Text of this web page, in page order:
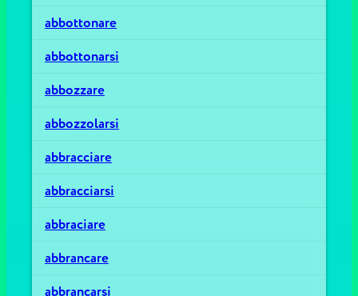
abbottonare
abbottonarsi
abbozzare
abbozzolarsi
abbracciare
abbracciarsi
abbraciare
abbrancare
abbrancarsi